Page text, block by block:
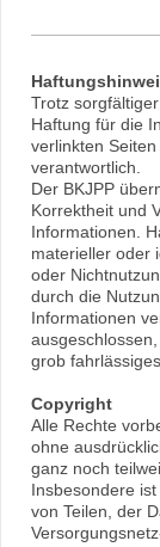
Trotz
Haftung für die
verlinkten
verantwortlich.
Der BKJPP
Korrektheit und
Informationen.
materieller oder
oder
durch die
Informationen
grob
Copyright
Alle Rechte
ohne
ganz noch
Insbesondere
von Teilen, der